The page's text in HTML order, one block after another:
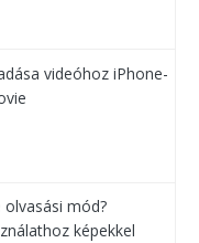
videóhoz iPhone-
mód?
képekkel